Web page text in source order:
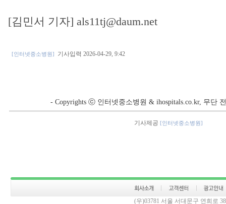
[김민서 기자] als11tj@daum.net
[인터넷중소병원] 기사입력 2026-04-29, 9:42
- Copyrights ⓒ 인터넷중소병원 & ihospitals.co.kr, 무단
기사제공 [인터넷중소병원]
(우)03781 서울 서대문구 연희로